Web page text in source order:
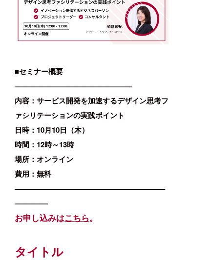
■セミナー概要
————————————————
内容：サービス開発を加速するデザイン思考フ
ァシリテーションの実践ポイント
日時：10月10日（木）
時間：12時～13時
場所：オンライン
費用：無料
————————————————————–
————–
お申し込みはこちら 。
タイトル